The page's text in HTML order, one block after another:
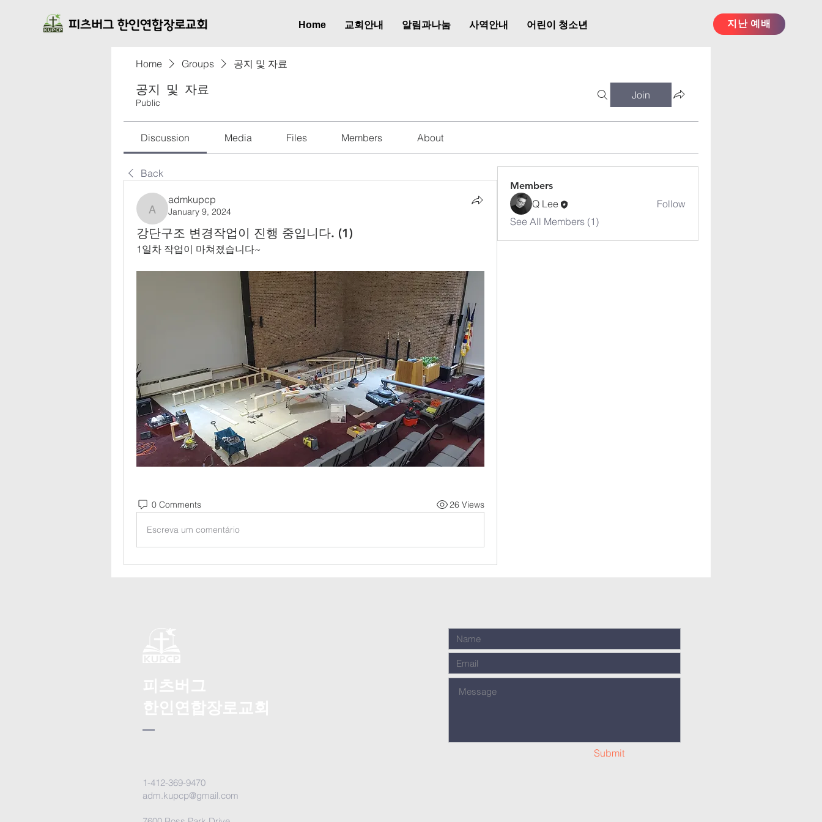
지난 예배
Home 교회안내 알림과나눔 사역안내 어린이 청소년
Home Groups 공지 및 자료
공지 및 자료
Public
Join
Discussion Media Files Members About
Back
admkupcp
admkupcp
January 9, 2024
강단구조 변경작업이 진행 중입니다. (1)
1일차 작업이 마쳐졌습니다~
0 Comments 26 Views
Escreva um comentário
Members
Q Lee
Follow
See All Members (1)
1-412-369-9470
adm.kupcp@gmail.com
Submit